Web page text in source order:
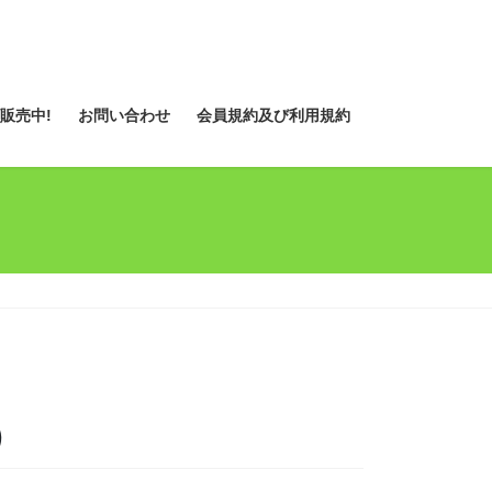
売中! お問い合わせ 会員規約及び利用規約